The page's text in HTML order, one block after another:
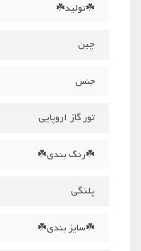
☘️تولید☘️
چین
جنس
تور گاز اروپایی
☘️رنگ بندی☘️
پلنگی
☘️سایز بندی☘️